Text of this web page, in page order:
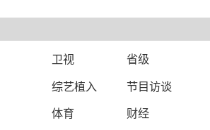
卫视
省级
综艺植入
节目访谈
体育
财经